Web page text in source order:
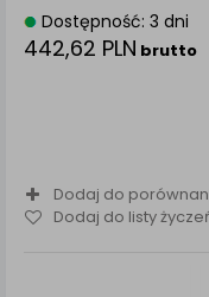
Dostępność: 3 dni
442,62 PLN brutto
Dodaj do
Dodaj do listy